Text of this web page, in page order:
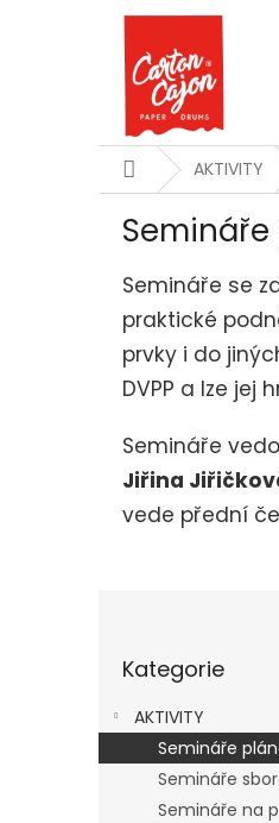
DomůAKTIVITY
Semináře se
praktické
prvky i do
DVPP a lze jej
Semináře
Jiřina
vede přední
a
n
kategorie
Kategorie
AKTIVITY
Semináře
Semináře
Semináře na